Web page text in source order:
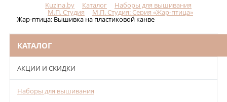
Kuzina.by Каталог Наборы для вышивания
М.П. Студия М.П. Студия: Серия «Жар-птица»
Жар-птица: Вышивка на пластиковой канве
КАТАЛОГ
АКЦИИ И СКИДКИ
Наборы для вышивания